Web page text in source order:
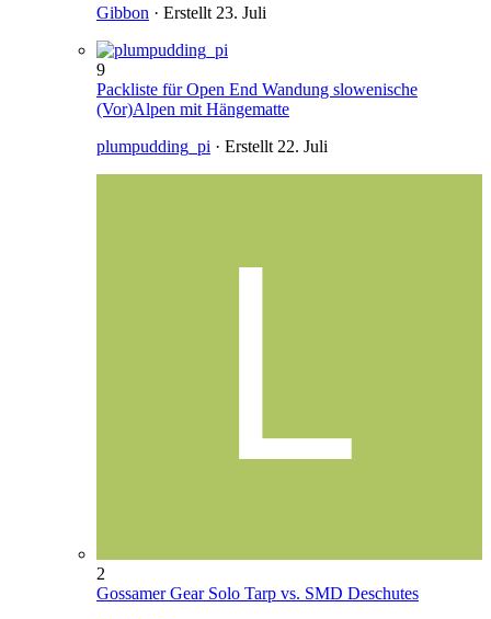
Gibbon · Erstellt 23. Juli
9
Packliste für Open End Wandung slowenische
(Vor)Alpen mit Hängematte
plumpudding_pi · Erstellt 22. Juli
2
Gossamer Gear Solo Tarp vs. SMD Deschutes